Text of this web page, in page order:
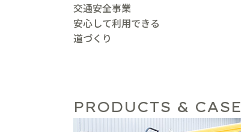
交通安全事業
安心して利用できる
道づくり
PRODUCTS & CASE